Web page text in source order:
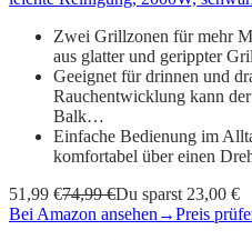
Zwei Grillzonen für mehr
aus glatter und gerippter
Geeignet für drinnen und
Rauchentwicklung kann
Balk…
Einfache Bedienung im
komfortabel über einen
51,99 €74,99 €Du sparst 23,00 €
Bei Amazon ansehen →Preis